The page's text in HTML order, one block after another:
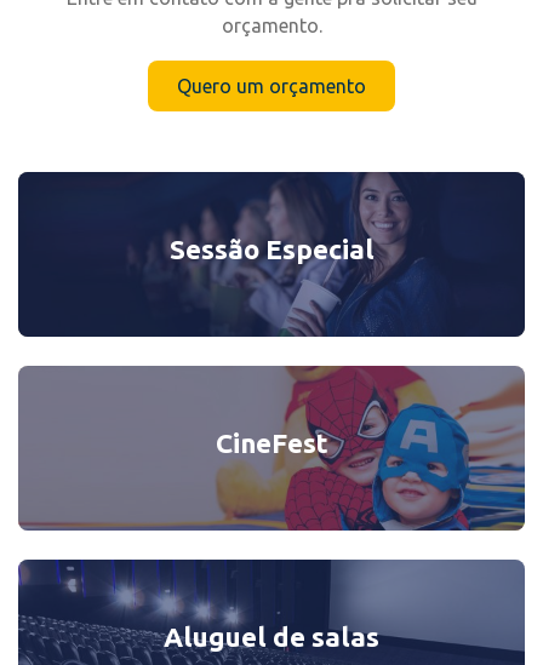
orçamento.
Quero um orçamento
Sessão Especial
CineFest
Aluguel de salas